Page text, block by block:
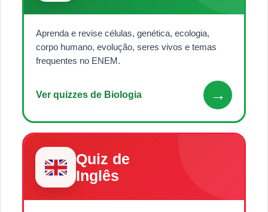
Aprenda e revise células, genética, ecologia,
corpo humano, evolução, seres vivos e temas
frequentes no ENEM.
Ver quizzes de Biologia →
Quiz de
Inglês